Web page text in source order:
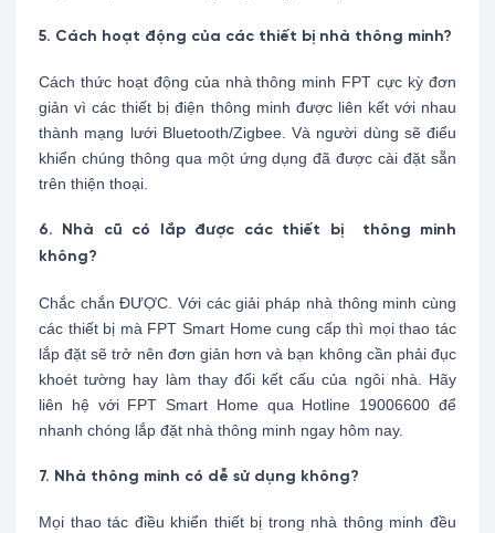
5. Cách hoạt động của các thiết bị nhà thông minh?
Cách thức hoạt động của nhà thông minh FPT cực kỳ đơn
giản vì các thiết bị điện thông minh được liên kết với nhau
thành mạng lưới Bluetooth/Zigbee. Và người dùng sẽ điểu
khiển chúng thông qua một ứng dụng đã được cài đặt sẵn
trên thiện thoại.
6. Nhà cũ có lắp được các thiết bị thông minh
không?
Chắc chắn ĐƯỢC. Với các giải pháp nhà thông minh cùng
các thiết bị mà FPT Smart Home cung cấp thì mọi thao tác
lắp đặt sẽ trở nên đơn giản hơn và bạn không cần phải đục
khoét tường hay làm thay đổi kết cấu của ngôi nhà. Hãy
liên hệ với FPT Smart Home qua Hotline 19006600 để
nhanh chóng lắp đặt nhà thông minh ngay hôm nay.
7. Nhà thông minh có dễ sử dụng không?
Mọi thao tác điều khiển thiết bị trong nhà thông minh đều